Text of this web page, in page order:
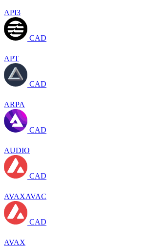
API3
CAD
APT
CAD
ARPA
CAD
AUDIO
CAD
AVAXAVAC
CAD
AVAX